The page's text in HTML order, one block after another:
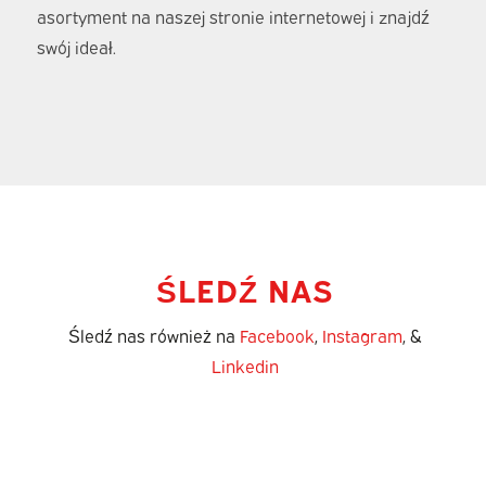
asortyment na naszej stronie internetowej i znajdź
swój ideał.
ŚLEDŹ NAS
Śledź nas również na Facebook, Instagram, &
Linkedin